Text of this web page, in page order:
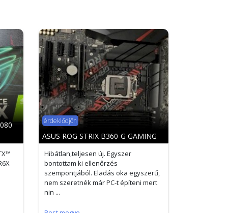
érdeklődjön
ASUS ROG STRIX B360-G GAMING
Hibátlan,teljesen új. Egyszer
bontottam ki ellenőrzés
szempontjából. Eladás oka egyszerű,
nem szeretnék már PC-t építeni mert
nin ...